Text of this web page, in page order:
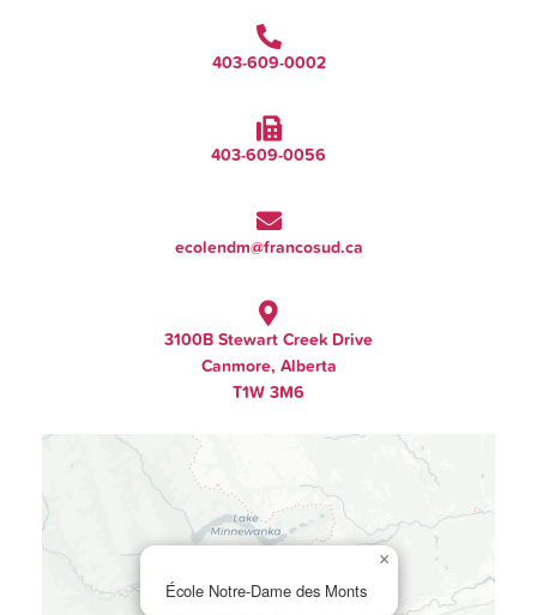
403-609-0002
403-609-0056
ecolendm@francosud.ca
3100B Stewart Creek Drive
Canmore, Alberta
T1W 3M6
École Notre-Dame des Monts
×